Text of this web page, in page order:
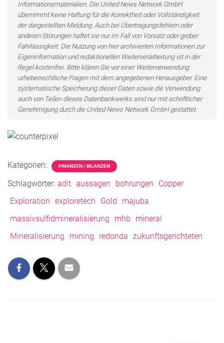
Informationsmaterialien. Die United News Network GmbH
übernimmt keine Haftung für die Korrektheit oder Vollständigkeit
der dargestellten Meldung. Auch bei Übertragungsfehlern oder
anderen Störungen haftet sie nur im Fall von Vorsatz oder grober
Fahrlässigkeit. Die Nutzung von hier archivierten Informationen zur
Eigeninformation und redaktionellen Weiterverarbeitung ist in der
Regel kostenfrei. Bitte klären Sie vor einer Weiterverwendung
urheberrechtliche Fragen mit dem angegebenen Herausgeber. Eine
systematische Speicherung dieser Daten sowie die Verwendung
auch von Teilen dieses Datenbankwerks sind nur mit schriftlicher
Genehmigung durch die United News Network GmbH gestattet.
Kategorien: FINANZEN / BILANZEN
Schlagwörter: adit aussagen bohrungen
Copper
Exploration exploretech Gold
majuba
massivsulfidmineralisierung
mhb
mineral
Mineralisierung
mining redonda zukunftsgerichteten